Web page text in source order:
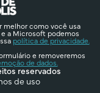
melhor como você usa
a Microsoft podemos
política de privacidade.
e removeremos
de dados.
reservados
de uso